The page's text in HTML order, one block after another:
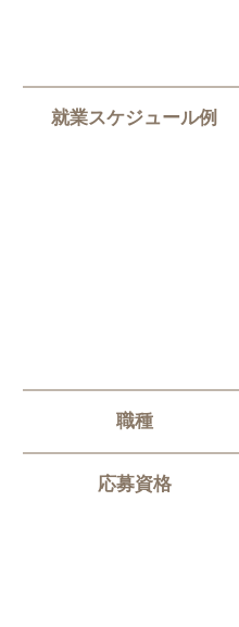
就業スケジュール例
職種
応募資格